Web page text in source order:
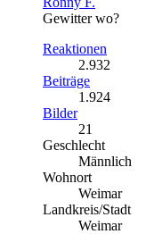
Gewitter wo?
Reaktionen
2.932
Beiträge
1.924
Bilder
21
Geschlecht
Männlich
Wohnort
Weimar
Landkreis/Stadt
Weimar